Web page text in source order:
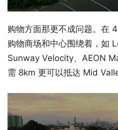
购物方面那更不成问题。在
购物商场和中心围绕着，如
Sunway Velocity、AEON
需 8km 更可以抵达 Mid